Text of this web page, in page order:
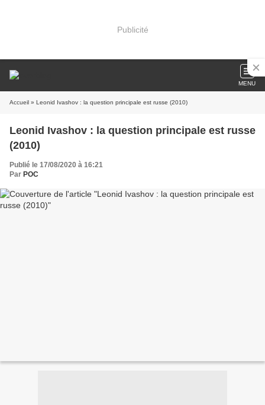
Publicité
MENU
Accueil » Leonid Ivashov : la question principale est russe (2010)
Leonid Ivashov : la question principale est russe
(2010)
Publié le 17/08/2020 à 16:21
Par POC